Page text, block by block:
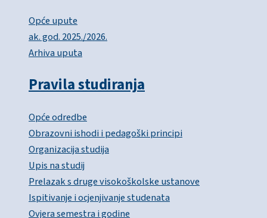
Opće upute
ak. god. 2025./2026.
Arhiva uputa
Pravila studiranja
Opće odredbe
Obrazovni ishodi i pedagoški principi
Organizacija studija
Upis na studij
Prelazak s druge visokoškolske ustanove
Ispitivanje i ocjenjivanje studenata
Ovjera semestra i godine